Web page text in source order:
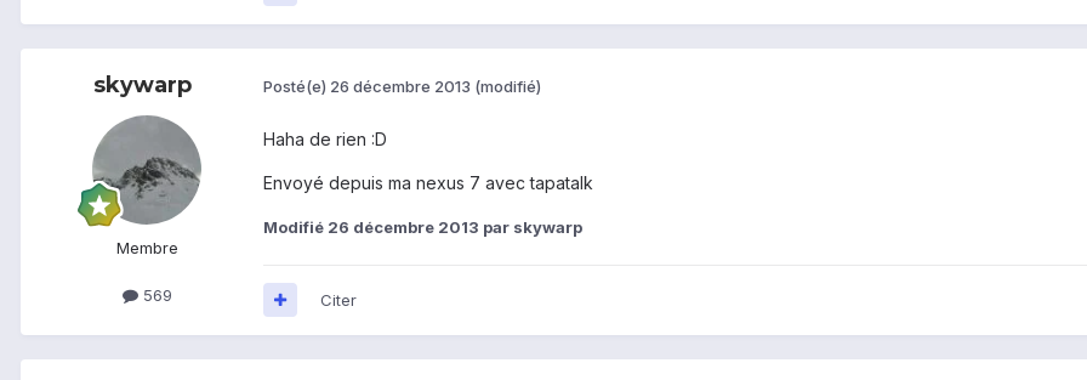
skywarp
Membre
569
Posté(e) 26 décembre 2013 (modifié)
Haha de rien :D
Envoyé depuis ma nexus 7 avec tapatalk
Modifié 26 décembre 2013 par skywarp
Citer